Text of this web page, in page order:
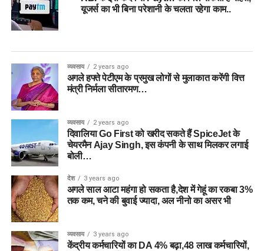
यूजर्स का भी बिना परेशानी के चलता रहेगा काम..
व्यवसाय 2 years ago
अगले हफ्ते पेटीएम के प्रमुख लोगों से मुलाकात करेंगी वित्त
मंत्री निर्मला सीतारमण…
व्यवसाय 2 years ago
दिवालिया Go First को खरीद सकते हैं SpiceJet के
चेयरमैन Ajay Singh, इस कंपनी के साथ मिलकर लगाई
बोली…
देश 3 years ago
अगले साल आटा महंगा हो सकता है,देश में गेहूं का रकबा 3%
तक कम, चने की बुवाई ज्यादा, अल नीनो का असर भी
व्यवसाय 3 years ago
केंद्रीय कर्मचारियों का DA 4% बढ़ा,48 लाख कर्मचारियों,